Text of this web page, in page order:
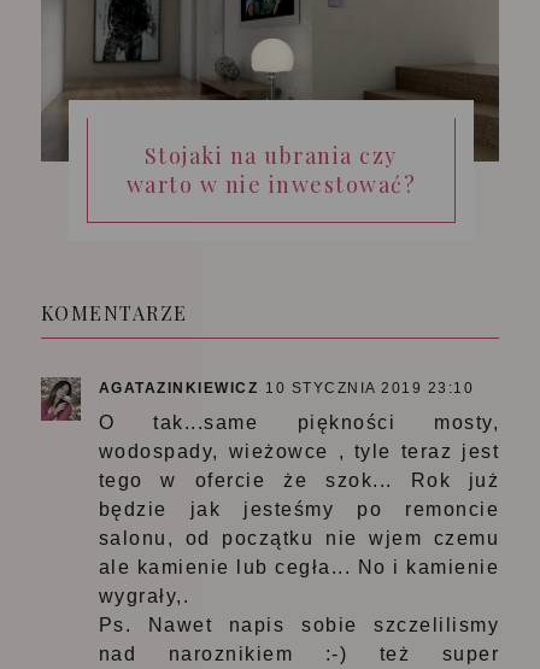
Stojaki na ubrania czy
warto w nie inwestować?
KOMENTARZE
AGATAZINKIEWICZ 10 STYCZNIA 2019 23:10
O tak...same piękności mosty,
wodospady, wieżowce , tyle teraz jest
tego w ofercie że szok... Rok już
będzie jak jesteśmy po remoncie
salonu, od początku nie wjem czemu
ale kamienie lub cegła... No i kamienie
wygrały,.
Ps. Nawet napis sobie szczelilismy
nad naroznikiem :-) też super